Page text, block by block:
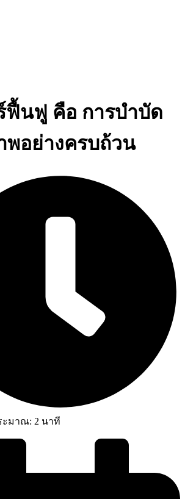
ฟื้นฟู คือ การบำบัด
อย่างครบถ้วน
ะมาณ: 2 นาที